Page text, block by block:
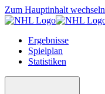
Zum Hauptinhalt wechseln
Ergebnisse
Spielplan
Statistiken